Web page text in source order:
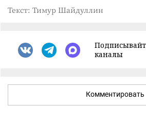
Текст: Тимур Шайдуллин
каналы
Комментировать